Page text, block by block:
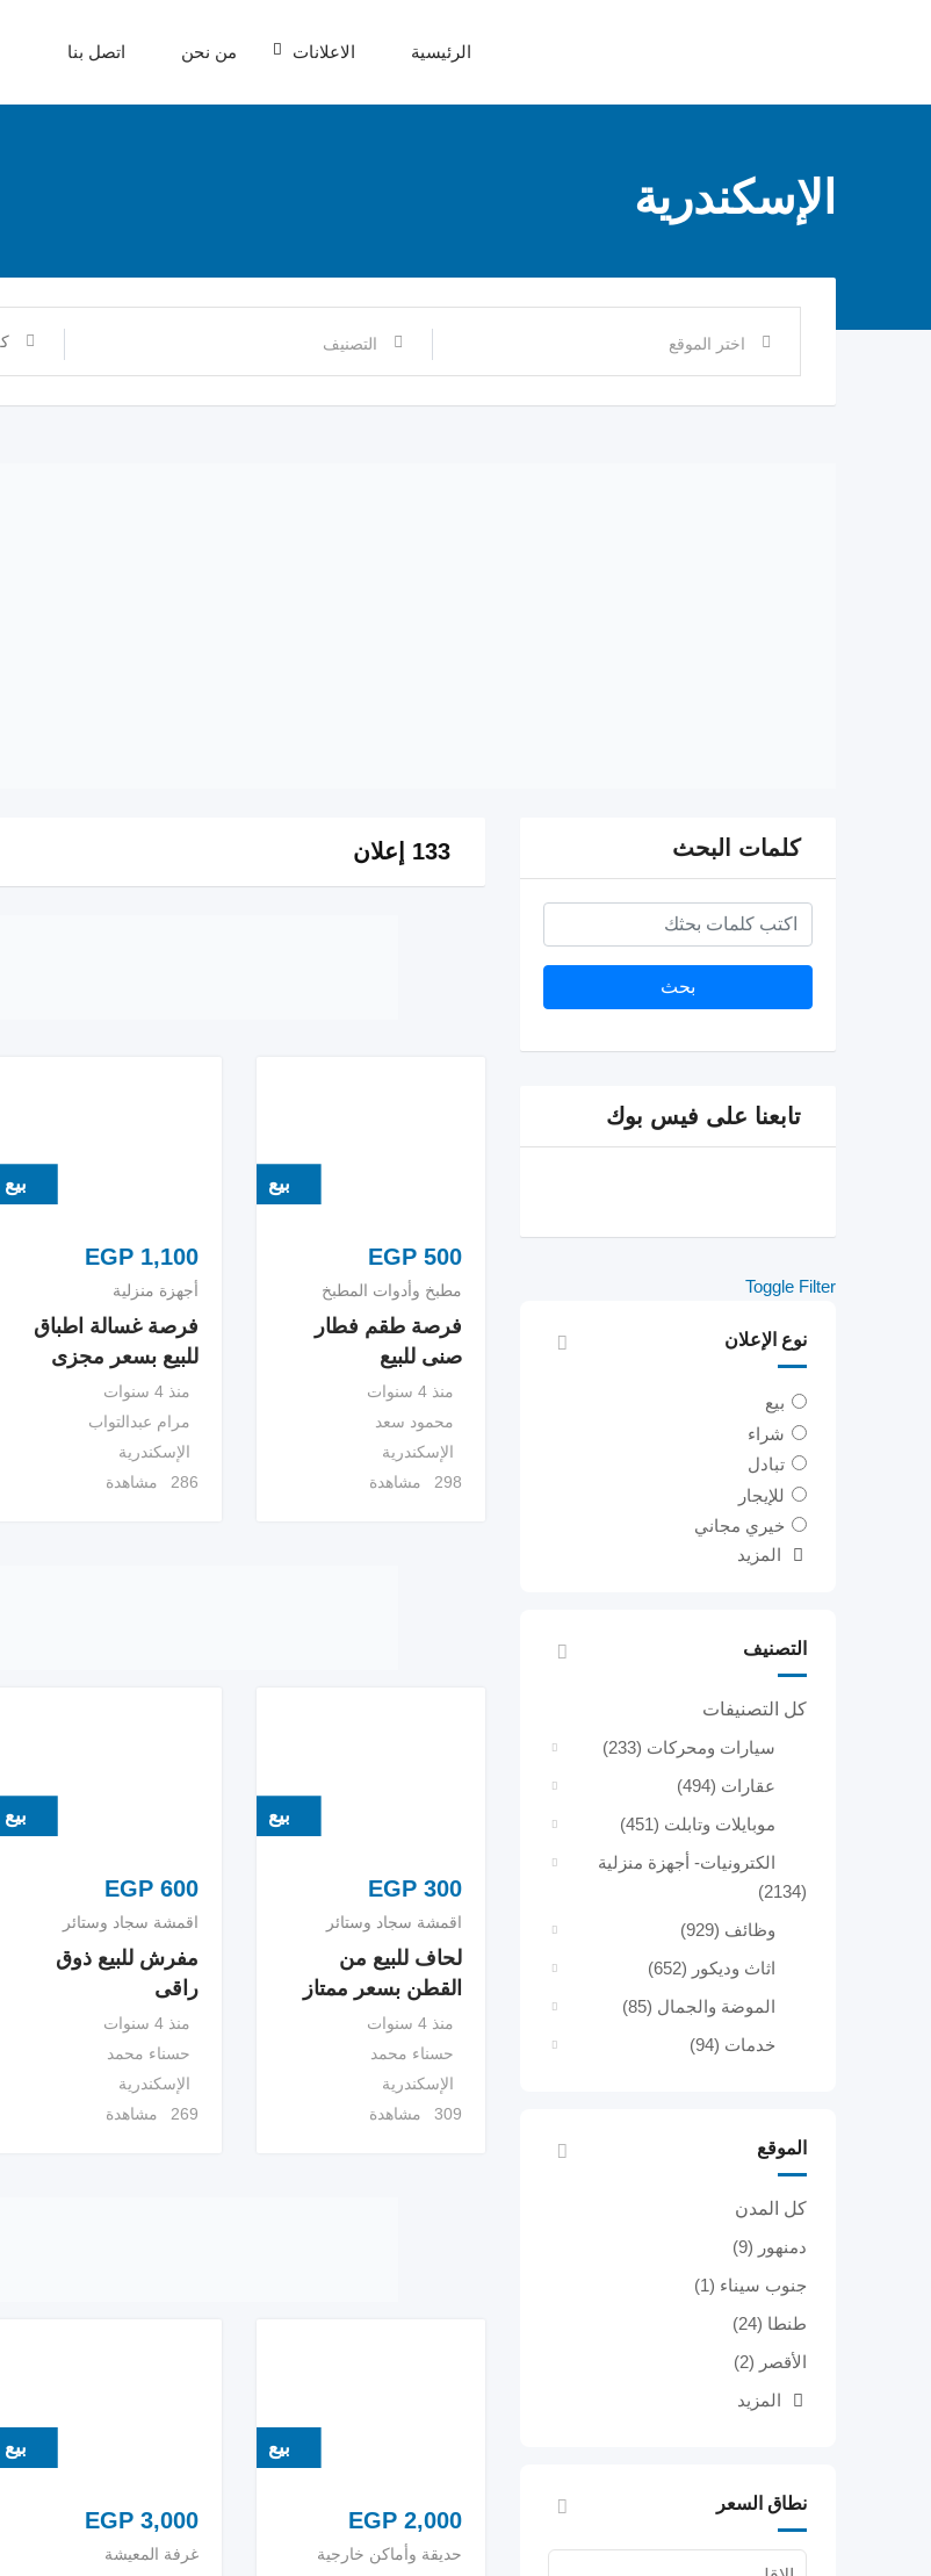
الرئيسية الاعلانات من نحن اتصل بنا
الإسكندرية
كلمات البحث
بحث
تابعنا على فيس بوك
Toggle Filter
نوع الإعلان
بيع
شراء
تبادل
للإيجار
خيري مجاني
المزيد
التصنيف
كل التصنيفات
سيارات ومحركات (233)
عقارات (494)
موبايلات وتابلت (451)
الكترونيات- أجهزة منزلية
(2134)
وظائف (929)
اثاث وديكور (652)
الموضة والجمال (85)
خدمات (94)
الموقع
كل المدن
دمنهور (9)
جنوب سيناء (1)
طنطا (24)
الأقصر (2)
المزيد
نطاق السعر
133 إعلان
بيع
EGP500
مطبخ وأدوات المطبخ
فرصة طقم فطار
صنى للبيع
منذ 4 سنوات
محمود سعد
الإسكندرية
298 مشاهدة
بيع
EGP1,100
أجهزة منزلية
فرصة غسالة اطباق
للبيع بسعر مجزى
منذ 4 سنوات
مرام عبدالتواب
الإسكندرية
286 مشاهدة
بيع
EGP300
اقمشة سجاد وستائر
لحاف للبيع من
القطن بسعر ممتاز
منذ 4 سنوات
حسناء محمد
الإسكندرية
309 مشاهدة
بيع
EGP600
اقمشة سجاد وستائر
مفرش للبيع ذوق
راقى
منذ 4 سنوات
حسناء محمد
الإسكندرية
269 مشاهدة
بيع
EGP2,000
حديقة وأماكن خارجية
بيع
EGP3,000
غرفة المعيشة